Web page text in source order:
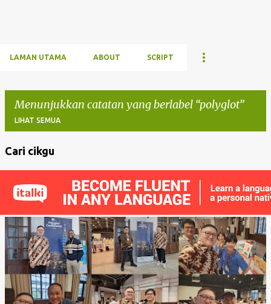
LAMAN UTAMA ABOUT SCRIPT
Menunjukkan catatan yang berlabel polyglot
LIHAT SEMUA
a
t
a
n
Cari cikgu